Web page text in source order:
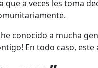
a veces les toma
conocido a mucha
En todo caso,